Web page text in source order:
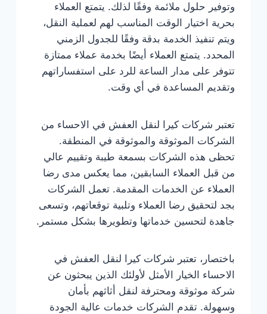
وتوفير حلول ملائمة وفقًا لذلك. يتمتع العملاء
بحرية اختيار الوقت المناسب لهم لعملية النقل،
ويتم تنفيذ الخدمة بدقة وفقًا للجدول الزمني
المحدد. يتمتع العملاء أيضًا بخدمة عملاء ممتازة
تتوفر على مدار الساعة للرد على استفساراتهم
وتقديم المساعدة في أي وقت.
تعتبر شركات كيرا لنقل العفش في الاحساء من
الشركات الموثوقة والموثوقة في المنطقة.
تحظى هذه الشركات بسمعة طيبة وتقييم عالي
من قبل العملاء السابقين، مما يعكس مدى رضا
العملاء عن الخدمات المقدمة. تعمل الشركات
بجد لتحقيق رضا العملاء وتلبية توقعاتهم، وتسعى
جاهدة لتحسين خدماتها وتطويرها بشكل مستمر.
باختصار، تعتبر شركات كيرا لنقل العفش في
الاحساء الخيار الأمثل لأولئك الذين يبحثون عن
شركة موثوقة ومحترفة لنقل أثاثهم بأمان
وسهولة. تقدم الشركات خدمات عالية الجودة